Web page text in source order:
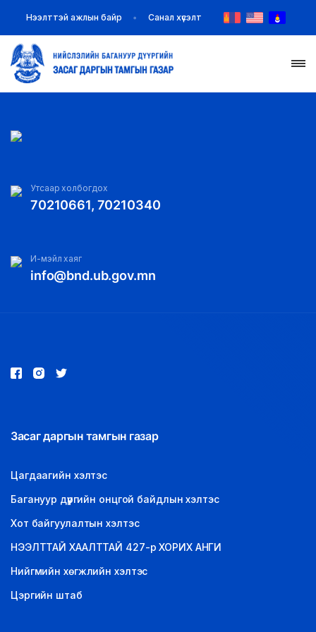
БАЙГУУЛЛАГУУД
ИЛ ТОД БАЙДАЛ
Нээлттэй ажлын байр Санал хүсэлт
Утсаар холбогдох
70210661, 70210340
И-мэйл хаяг
info@bnd.ub.gov.mn
Засаг даргын тамгын газар
Цагдаагийн хэлтэс
Багануур дүүргийн онцгой байдлын хэлтэс
Хот байгуулалтын хэлтэс
НЭЭЛТТАЙ ХААЛТТАЙ 427-р ХОРИХ АНГИ
Нийгмийн хөгжлийн хэлтэс
Цэргийн штаб